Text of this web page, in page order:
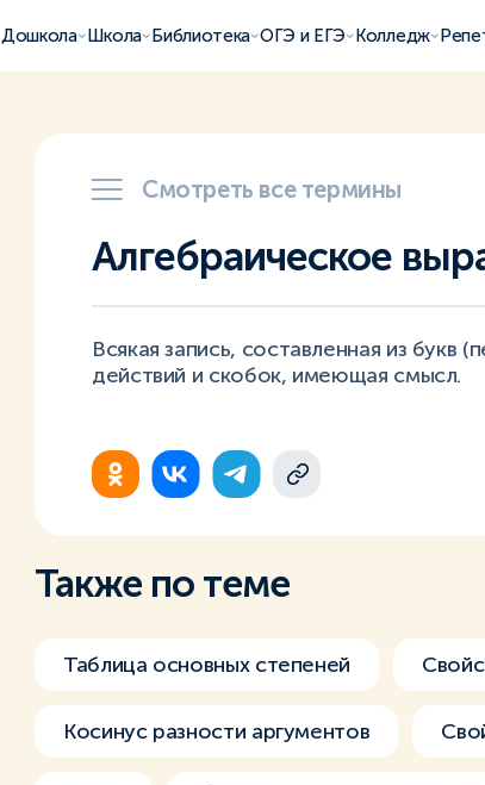
Дошкола Школа Библиотека ОГЭ и ЕГЭ Колледж
Смотреть все термины
Алгебраическое
Всякая запись, составленная из букв
действий и скобок, имеющая смысл.
Также по теме
Таблица основных степеней
Косинус разности аргументов